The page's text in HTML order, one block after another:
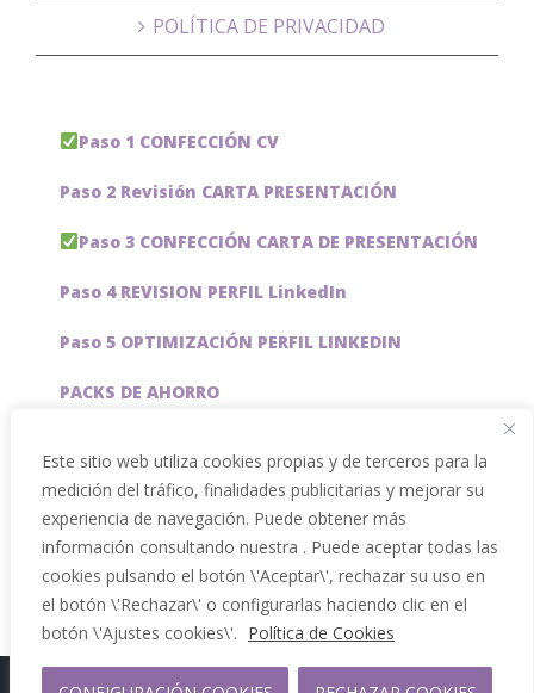
Este sitio web utiliza cookies propias y de terceros para la
medición del tráfico, finalidades publicitarias y mejorar su
experiencia de navegación. Puede obtener más
información consultando nuestra . Puede aceptar todas las
cookies pulsando el botón \'Aceptar\', rechazar su uso en
el botón \'Rechazar\' o configurarlas haciendo clic en el
botón \'Ajustes cookies\'. Política de Cookies
POLÍTICA DE PRIVACIDAD
Paso 1 CONFECCIÓN CV
Paso 2 Revisión CARTA PRESENTACIÓN
Paso 3 CONFECCIÓN CARTA DE PRESENTACIÓN
Paso 4 REVISION PERFIL LinkedIn
Paso 5 OPTIMIZACIÓN PERFIL LINKEDIN
PACKS DE AHORRO
Servicios especiales